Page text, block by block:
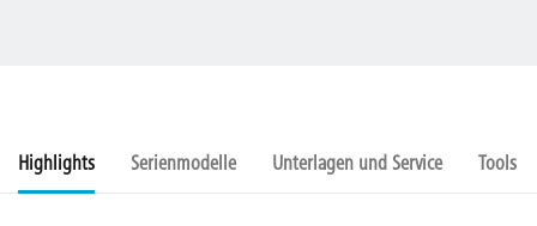
Highlights Serienmodelle Unterlagen und Service Tools